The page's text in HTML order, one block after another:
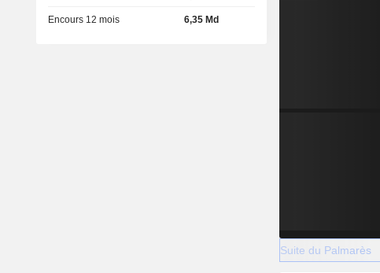
Encours 12 mois 6,35 Md
Suite du Palmarès